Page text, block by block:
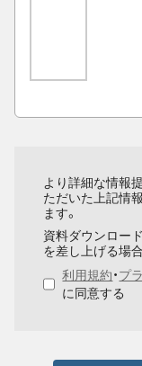
より詳細な情報
ただいた上記情
ます。
資料ダウンロー
を差し上げる場
利用規約・プ
に同意する